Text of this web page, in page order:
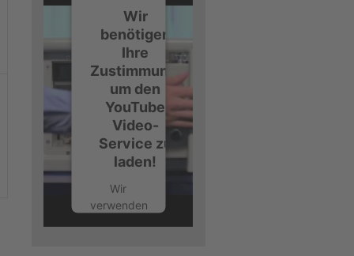
Wir
benötigen
Ihre
Zustimmung,
um den
YouTube
Video-
Service zu
laden!
Wir
verwenden